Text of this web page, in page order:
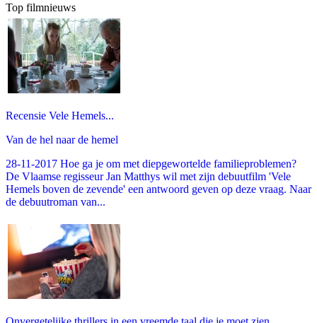
Top filmnieuws
Recensie Vele Hemels...
Van de hel naar de hemel
28-11-2017 Hoe ga je om met diepgewortelde familieproblemen?
De Vlaamse regisseur Jan Matthys wil met zijn debuutfilm 'Vele
Hemels boven de zevende' een antwoord geven op deze vraag. Naar
de debuutroman van...